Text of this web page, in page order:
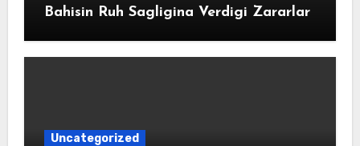
Bahisin Ruh Sagligina Verdigi Zararlar
Uncategorized